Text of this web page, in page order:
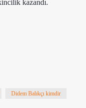
kazandı.
Didem Balıkçı kimdir